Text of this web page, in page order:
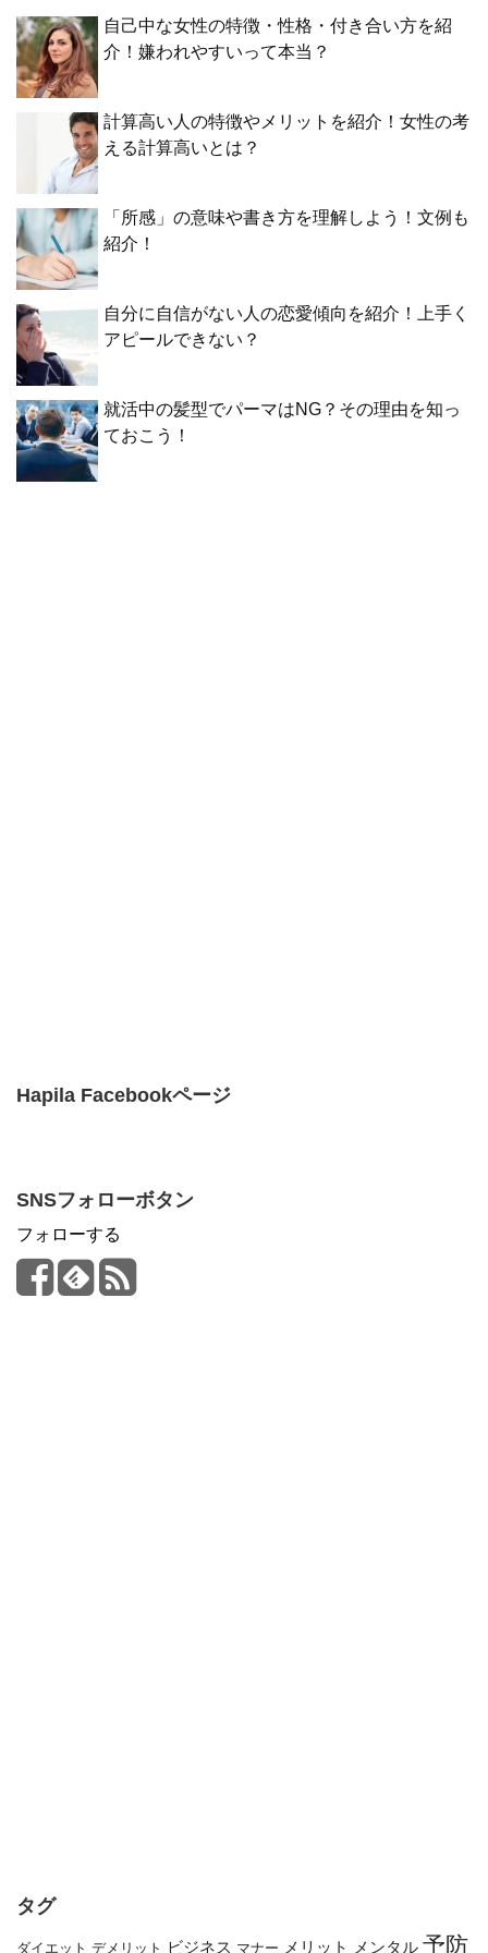
自己中な女性の特徴・性格・付き合い方を紹
介！嫌われやすいって本当？
計算高い人の特徴やメリットを紹介！女性の考
える計算高いとは？
「所感」の意味や書き方を理解しよう！文例も
紹介！
自分に自信がない人の恋愛傾向を紹介！上手く
アピールできない？
就活中の髪型でパーマはNG？その理由を知っ
ておこう！
Hapila Facebookページ
SNSフォローボタン
フォローする
タグ
ダイエット デメリット ビジネス マナー メリット メンタル 予防